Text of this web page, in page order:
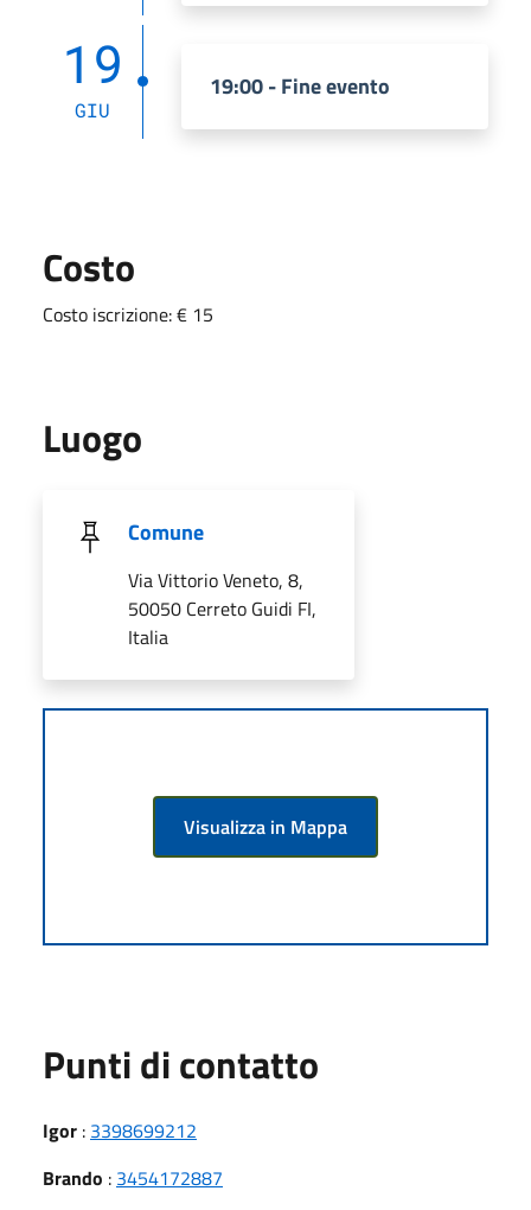
19
GIU
19:00 - Fine evento
Costo
Costo iscrizione: € 15
Luogo
Comune
Via Vittorio Veneto, 8,
50050 Cerreto Guidi FI,
Italia
Visualizza in Mappa
Punti di contatto
Igor : 3398699212
Brando : 3454172887